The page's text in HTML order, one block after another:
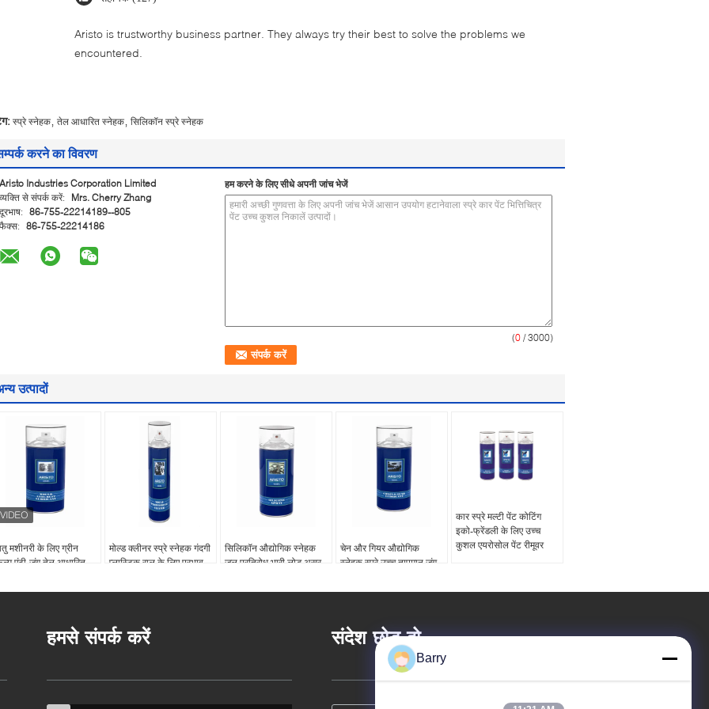
Aristo is trustworthy business partner. They always try their best to solve the problems we
encountered.
स्प्रे स्नेहक तेल आधारित स्नेहक सिलिकॉन स्प्रे स्नेहक
करने का विवरण
Aristo Industries Corporation Limited
व्यक्ति से संपर्क करें:
Mrs. Cherry Zhang
दूरभाष: 86-755-22214189--805
फैक्स: 86-755-22214186
हम करने के लिए सीधे अपनी जांच भेजें
(0 / 3000)
उत्पादों
मशीनरी के लिए ग्रीन
एंटी-जंग तेल आधारित
मोल्ड क्लीनर स्प्रे स्नेहक गंदगी
प्लास्टिक राल के लिए प्रभाव
सिलिकॉन औद्योगिक स्नेहक
जल प्रतिरोध भारी लोड असर
मिलीलीटर
चेन और गियर औद्योगिक
स्नेहक स्प्रे उच्च तापमान जंग
कार स्प्रे मल्टी पेंट कोटिंग
इको-फ्रेंडली के लिए उच्च
कुशल एयरोसोल पेंट रीमूवर
हमसे संपर्क करें संदेश छोड़ दो
Barry